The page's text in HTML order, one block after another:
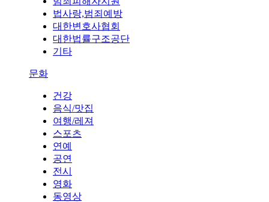
법사랑,범죄예방
대한변호사협회
대한법률구조공단
기타
문화
건강
음식/맛집
여행/레져
스포츠
연예
공연
전시
영화
동영상